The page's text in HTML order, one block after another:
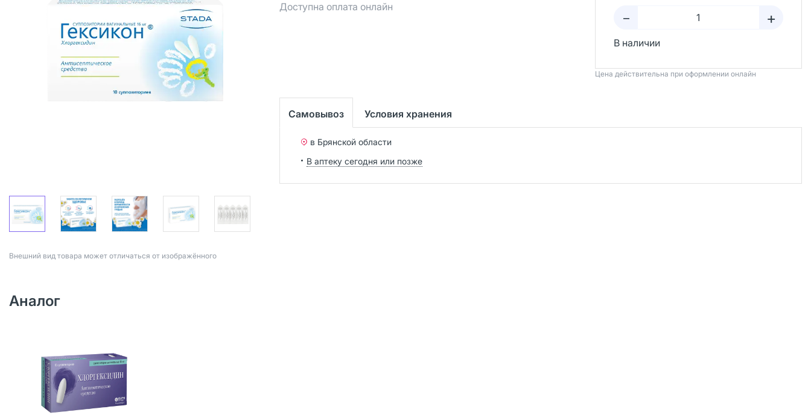
Bнешний вид товара может отличаться от изображённого
Доступна оплата онлайн
– +
В наличии
Цена действительна при оформлении онлайн
Самовывоз Условия хранения
в Брянской области
В аптеку сегодня или позже
Аналог